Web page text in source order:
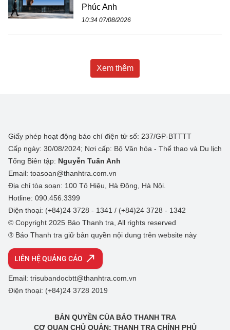
Phúc Anh
10:34 07/08/2026
Xem thêm
Giấy phép hoạt động báo chí điện tử số: 237/GP-BTTTT
Cấp ngày: 30/08/2024; Nơi cấp: Bộ Văn hóa - Thể thao và Du lịch
Tổng Biên tập: Nguyễn Tuấn Anh
Email: toasoan@thanhtra.com.vn
Địa chỉ tòa soạn: 100 Tô Hiệu, Hà Đông, Hà Nội.
Hotline: 090.456.3399
Điện thoại: (+84)24 3728 - 1341 / (+84)24 3728 - 1342
© Copyright 2025 Báo Thanh tra, All rights reserved
® Báo Thanh tra giữ bản quyền nội dung trên website này
LIÊN HỆ QUẢNG CÁO
Email: trisubandocbtt@thanhtra.com.vn
Điện thoại: (+84)24 3728 2019
BẢN QUYỀN CỦA BÁO THANH TRA
CƠ QUAN CHỦ QUẢN: THANH TRA CHÍNH PHỦ